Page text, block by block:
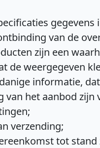
van de
zijn een
de weergegeven
informatie,
van het aanbod
verzending;
tot